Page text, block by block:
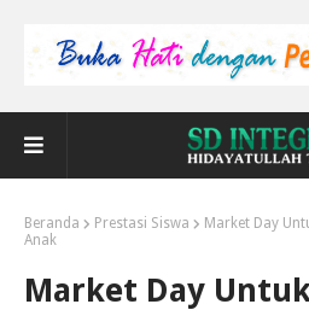
Beranda Prestasi Siswa
Market Day
Anak
Market Day